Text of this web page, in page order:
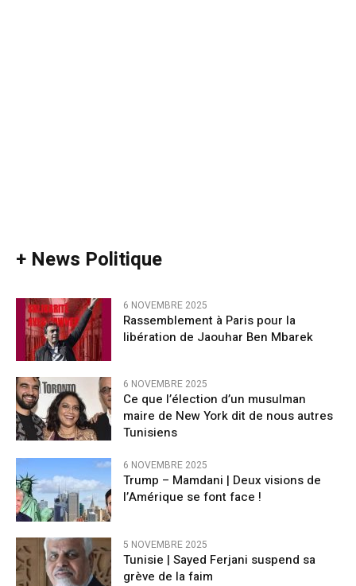
+ News Politique
6 NOVEMBRE 2025
Rassemblement à Paris pour la
libération de Jaouhar Ben Mbarek
6 NOVEMBRE 2025
Ce que l’élection d’un musulman
maire de New York dit de nous autres
Tunisiens
6 NOVEMBRE 2025
Trump – Mamdani | Deux visions de
l’Amérique se font face !
5 NOVEMBRE 2025
Tunisie | Sayed Ferjani suspend sa
grève de la faim